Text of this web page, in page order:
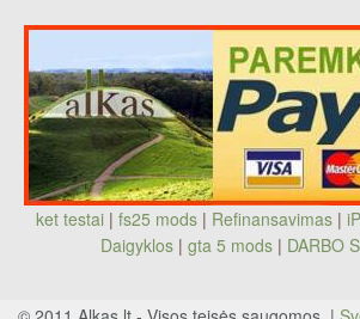
ket testai | fs25 mods| Refinansavimas|
Daigyklos| gta 5 mods | DARBO